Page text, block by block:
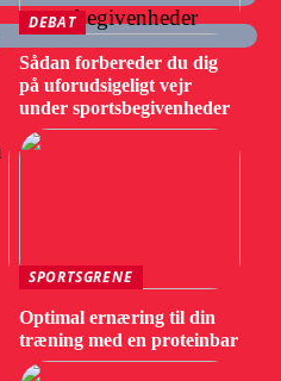
DEBAT
Sådan forbereder du dig
på uforudsigeligt vejr
under sportsbegivenheder
SPORTSGRENE
Optimal ernæring til din
træning med en proteinbar